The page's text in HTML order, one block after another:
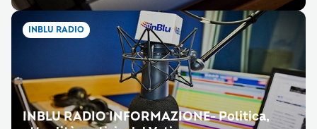
INBLU RADIO
INBLU RADIO INFORMAZIONE- Politica,